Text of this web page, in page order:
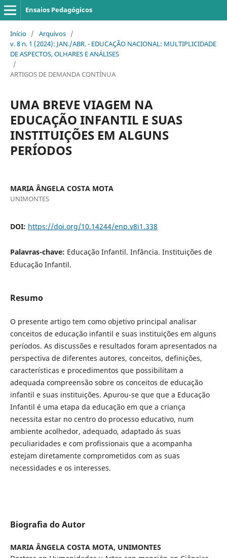
Ensaios Pedagógicos
Início / Arquivos /
v. 8 n. 1 (2024): JAN./ABR. - EDUCAÇÃO NACIONAL: MULTIPLICIDADE
DE ASPECTOS, OLHARES E ANÁLISES
/
ARTIGOS DE DEMANDA CONTÍNUA
UMA BREVE VIAGEM NA
EDUCAÇÃO INFANTIL E SUAS
INSTITUIÇÕES EM ALGUNS
PERÍODOS
MARIA ÂNGELA COSTA MOTA
UNIMONTES
DOI: https://doi.org/10.14244/enp.v8i1.338
Palavras-chave: Educação Infantil. Infância. Instituições de
Educação Infantil.
Resumo
O presente artigo tem como objetivo principal analisar
conceitos de educação infantil e suas instituições em alguns
períodos. As discussões e resultados foram apresentados na
perspectiva de diferentes autores, conceitos, definições,
características e procedimentos que possibilitam a
adequada compreensão sobre os conceitos de educação
infantil e suas instituições. Apurou-se que que a Educação
Infantil é uma etapa da educação em que a criança
necessita estar no centro do processo educativo, num
ambiente acolhedor, adequado, adaptado ás suas
peculiaridades e com profissionais que a acompanha
estejam diretamente comprometidos com as suas
necessidades e os interesses.
Biografia do Autor
MARIA ÂNGELA COSTA MOTA, UNIMONTES